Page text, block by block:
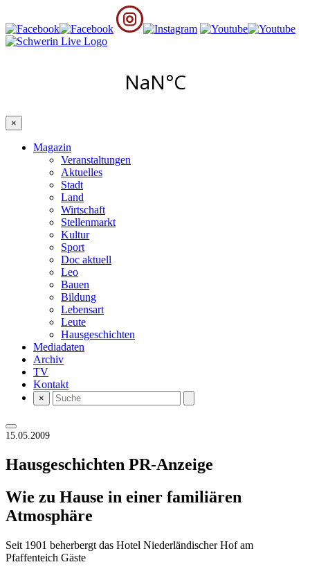
×
Magazin
Veranstaltungen
Aktuelles
Stadt
Land
Wirtschaft
Stellenmarkt
Kultur
Sport
Doc aktuell
Leo
Bauen
Bildung
Lebensart
Leute
Hausgeschichten
Mediadaten
Archiv
TV
Kontakt
×
15.05.2009
Hausgeschichten PR-Anzeige
Wie zu Hause in einer familiären
Atmosphäre
Seit 1901 beherbergt das Hotel Niederländischer Hof am
Pfaffenteich Gäste